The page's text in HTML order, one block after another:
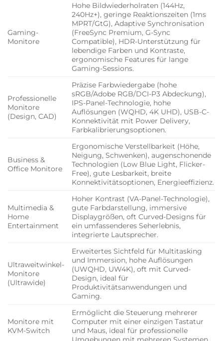
Gaming-
Monitore
Hohe Bildwiederholraten (144Hz,
240Hz+), geringe Reaktionszeiten (1ms
MPRT/GtG), Adaptive Synchronisation
(FreeSync Premium, G-Sync
Compatible), HDR-Unterstützung für
lebendige Farben und Kontraste,
ergonomische Features für lange
Gaming-Sessions.
Professionelle
Monitore
(Design, CAD)
Präzise Farbwiedergabe (hohe
sRGB/Adobe RGB/DCI-P3 Abdeckung),
IPS-Panel-Technologie, hohe
Auflösungen (WQHD, 4K UHD), USB-C-
Konnektivität mit Power Delivery,
Farbkalibrierungsoptionen.
Business &
Office Monitore
Ergonomische Verstellbarkeit (Höhe,
Neigung, Schwenken), augenschonende
Technologien (Low Blue Light, Flicker-
Free), gute Lesbarkeit, breite
Konnektivitätsoptionen, Energieeffizienz.
Multimedia &
Home
Entertainment
Hoher Kontrast (VA-Panel-Technologie),
gute Farbdarstellung, immersive
Displaygrößen, oft Curved-Designs für
ein umfassenderes Seherlebnis,
integrierte Lautsprecher.
Ultraweitwinkel-
Monitore
(Ultrawide)
Erweitertes Sichtfeld für Multitasking
und Immersion, hohe Auflösungen
(UWQHD, UW4K), oft mit Curved-
Design, ideal für
Produktivitätsanwendungen und
Gaming.
Monitore mit
KVM-Switch
Ermöglicht die Steuerung mehrerer
Computer mit einer einzigen Tastatur
und Maus, ideal für professionelle